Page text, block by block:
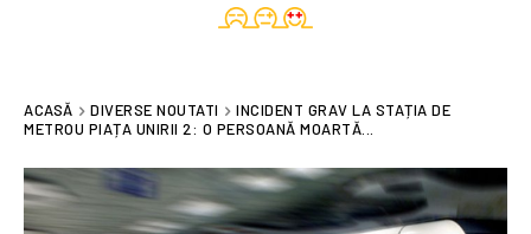
ACASĂ DIVERSE NOUTATI
INCIDENT GRAV LA STAȚIA DE
METROU PIAȚA UNIRII 2: O PERSOANĂ MOARTĂ...